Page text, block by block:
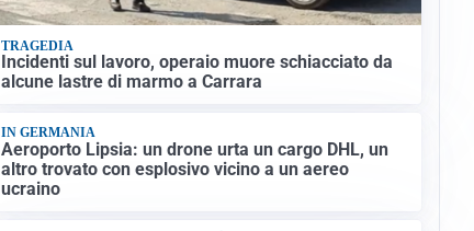
TRAGEDIA
Incidenti sul lavoro, operaio muore schiacciato da
alcune lastre di marmo a Carrara
IN GERMANIA
Aeroporto Lipsia: un drone urta un cargo DHL, un
altro trovato con esplosivo vicino a un aereo
ucraino